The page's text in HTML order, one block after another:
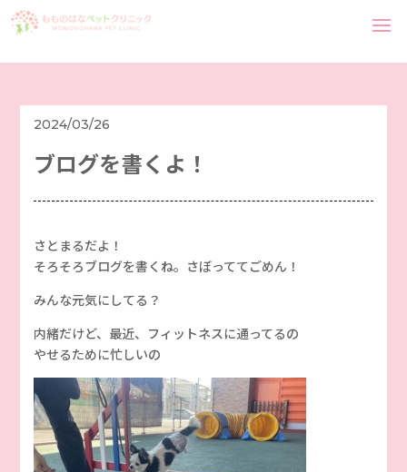
2024/03/26
ブログを書くよ！
さとまるだよ！
そろそろブログを書くね。さぼっててごめん！
みんな元気にしてる？
内緒だけど、最近、フィットネスに通ってるの
やせるために忙しいの